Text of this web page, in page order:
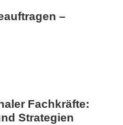
–
Fachkräfte:
Strategien